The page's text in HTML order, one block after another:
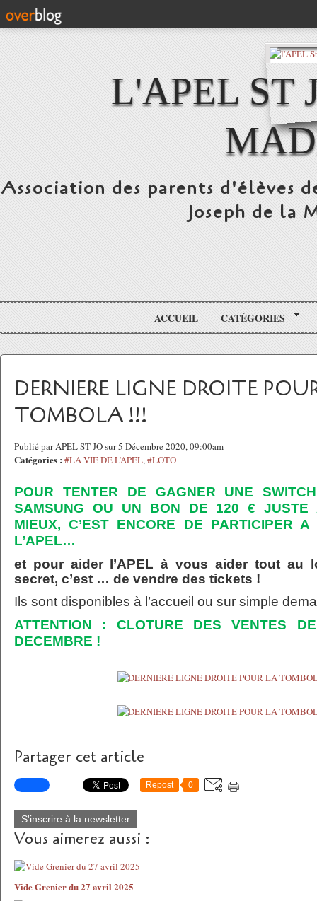
L'APEL ST
Association des parents d'élèves
Joseph de la
ACCUEIL CATÉGORIES
DERNIERE LIGNE DROITE
TOMBOLA !!!
Publié par APEL ST JO sur 5 Décembre 2020, 09:00am
Catégories : #LA VIE DE L’APEL,#LOTO
POUR TENTER DE GAGNER UNE
SAMSUNG OU UN BON DE 120 € JUSTE
MIEUX, C’EST ENCORE DE PARTICIPER
L’APEL…
et pour aider l’APEL à vous aider tout au
secret, c’est … de vendre des tickets !
Ils sont disponibles à l’accueil ou sur simple
ATTENTION : CLOTURE DES VENTES
DECEMBRE !
Partager cet article
Repost 0
S'inscrire à la newsletter
Vous aimerez aussi :
Vide Grenier du 27 avril 2025